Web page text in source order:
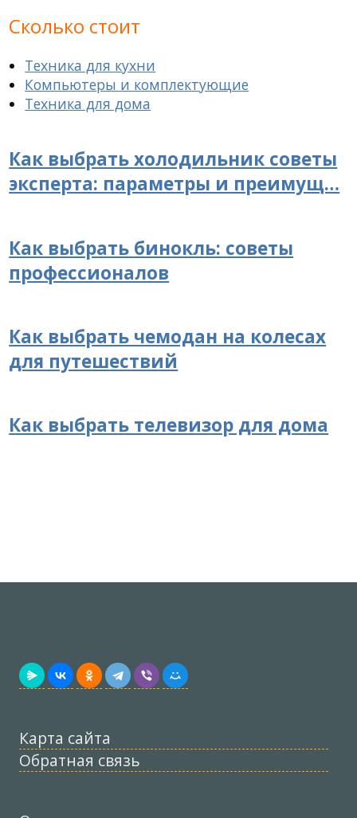
Сколько стоит
Техника для кухни
Компьютеры и комплектующие
Техника для дома
Как выбрать холодильник советы
эксперта: параметры и преимущ…
Как выбрать бинокль: советы
профессионалов
Как выбрать чемодан на колесах
для путешествий
Как выбрать телевизор для дома
Карта сайта
Обратная связь